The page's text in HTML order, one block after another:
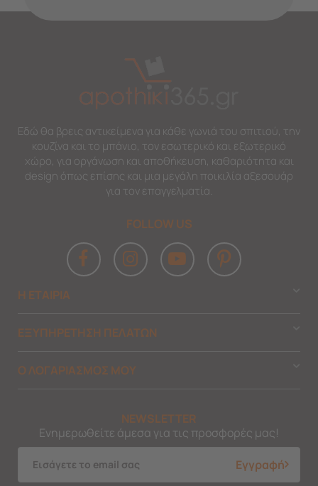
Εδώ θα βρεις αντικείμενα για κάθε γωνιά του σπιτιού, την
κουζίνα και το μπάνιο, τον εσωτερικό και εξωτερικό
χώρο, για οργάνωση και αποθήκευση, καθαριότητα και
design όπως επίσης και μια μεγάλη ποικιλία αξεσουάρ
για τον επαγγελματία.
FOLLOW US
Η ΕΤΑΙΡΙΑ
ΕΞΥΠΗΡΕΤΗΣΗ ΠΕΛΑΤΩΝ
Ο ΛΟΓΑΡΙΑΣΜΟΣ ΜΟΥ
NEWSLETTER
Ενημερωθείτε άμεσα για τις προσφορές μας!
Εγγραφή